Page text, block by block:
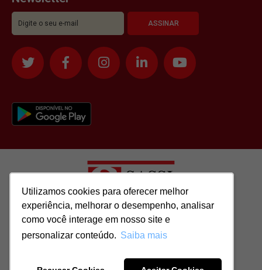
Utilizamos cookies para oferecer melhor
experiência, melhorar o desempenho, analisar
como você interage em nosso site e
personalizar conteúdo. Saiba mais
Utilizamos cookies para oferecer melhor
experiência, melhorar o desempenho, analisar
como você interage em nosso site e
personalizar conteúdo. Saiba mais
Todos os direitos reservados para: SASSI IMÓVEIS LTDA | CNPJ:
51.417.293/0001-48 | CRECI: J-04970/1